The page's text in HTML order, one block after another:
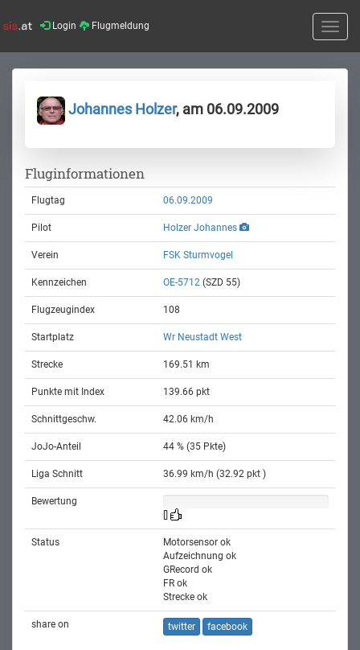
Login Flugmeldung
Toggle
Johannes Holzer, am 06.09.2009
Fluginformationen
Flugtag 06.09.2009
Pilot Holzer Johannes
Verein FSK Sturmvogel
Kennzeichen OE-5712 (SZD 55)
Flugzeugindex 108
Startplatz Wr Neustadt West
Strecke 169.51 km
Punkte mit Index 139.66 pkt
Schnittgeschw. 42.06 km/h
JoJo-Anteil 44 % (35 Pkte)
Liga Schnitt 36.99 km/h (32.92 pkt )
Bewertung
Status
Motorsensor ok
Aufzeichnung ok
GRecord ok
FR ok
Strecke ok
share on twitter facebook